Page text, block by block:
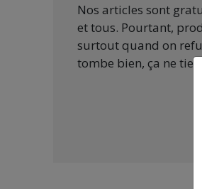
Nos articles sont
et tous. Pourtant,
surtout quand on
tombe bien, ça ne tient